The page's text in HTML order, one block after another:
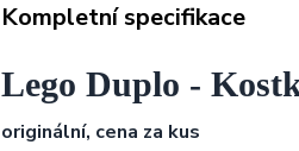
Kompletní specifikace
Lego Duplo -
originální, cena za kus